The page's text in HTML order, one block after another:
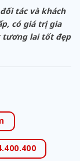
tác và khách
có giá trị gia
tương lai tốt đẹp